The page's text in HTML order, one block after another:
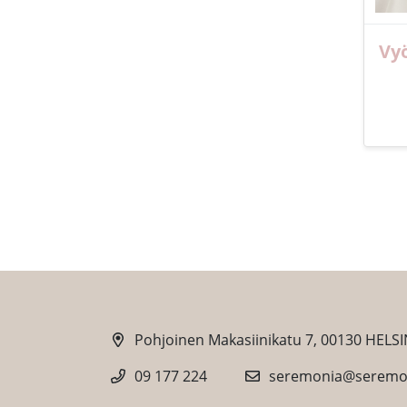
Pohjoinen Makasiinikatu 7, 00130
09 177 224